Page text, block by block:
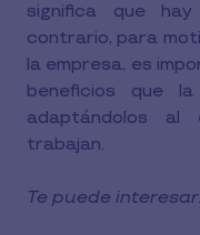
significa que
contrario, para
la empresa, es
beneficios que la
adaptándolos
trabajan.
Te puede